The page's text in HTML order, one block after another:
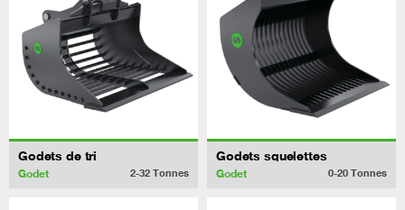
Godets de tri
Godet 2-32 Tonnes
Godets squelettes
Godet 0-20 Tonnes